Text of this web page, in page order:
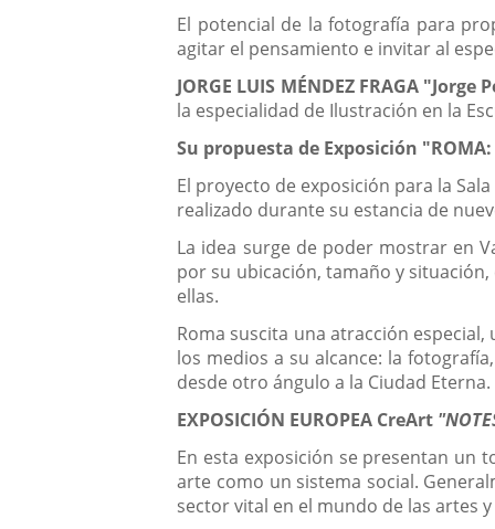
El potencial de la fotografía para
agitar el pensamiento e invitar al
JORGE LUIS MÉNDEZ FRAGA "Jorge
la especialidad de Ilustración en la
Su propuesta de Exposición "ROMA:
El proyecto de exposición para la
realizado durante su estancia de
La idea surge de poder mostrar en
por su ubicación, tamaño y
ellas.
Roma suscita una atracción
los medios a su alcance: la
desde otro ángulo a la Ciudad Eterna.
EXPOSICIÓN EUROPEA CreArt
En esta exposición se presentan un
arte como un sistema social.
sector vital en el mundo de las artes